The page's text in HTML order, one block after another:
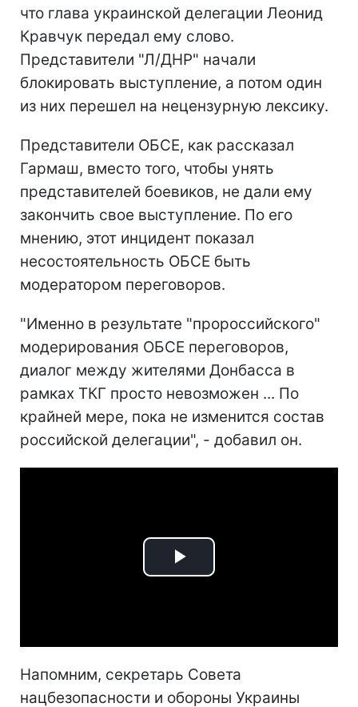
что глава украинской делегации Леонид
Кравчук передал ему слово.
Представители "Л/ДНР" начали
блокировать выступление, а потом один
из них перешел на нецензурную лексику.
Представители ОБСЕ, как рассказал
Гармаш, вместо того, чтобы унять
представителей боевиков, не дали ему
закончить свое выступление. По его
мнению, этот инцидент показал
несостоятельность ОБСЕ быть
модератором переговоров.
"Именно в результате "пророссийского"
модерирования ОБСЕ переговоров,
диалог между жителями Донбасса в
рамках ТКГ просто невозможен ... По
крайней мере, пока не изменится состав
российской делегации", - добавил он.
Play
Напомним, секретарь Совета
нацбезопасности и обороны Украины